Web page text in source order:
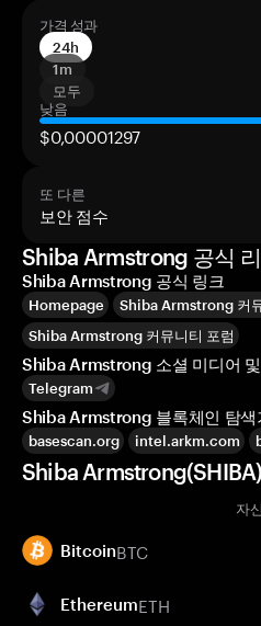
가격 성과
24h
1m
모두
낮음
$0,00001297
또 다른
보안 점수
Shiba Armstrong 공식
Shiba Armstrong 공식 링크
Homepage
Shiba Armstrong 커
Shiba Armstrong 커뮤니티 포럼
Shiba Armstrong 소셜 미디어
Telegram
Shiba Armstrong 블록체인 탐색
basescan.org intel.arkm.com
Shiba
자
BitcoinBTC
EthereumETH